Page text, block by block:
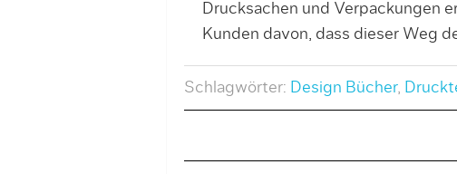
Drucksachen und Verpackungen
Kunden davon, dass dieser Weg
Schlagwörter: Design Bücher,